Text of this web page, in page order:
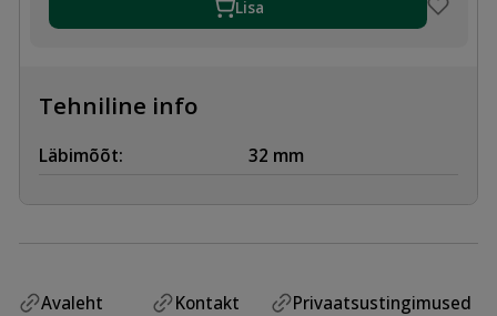
Lisa
Tehniline info
Läbimõõt: 32 mm
Avaleht
Kontakt
Privaatsustingimused